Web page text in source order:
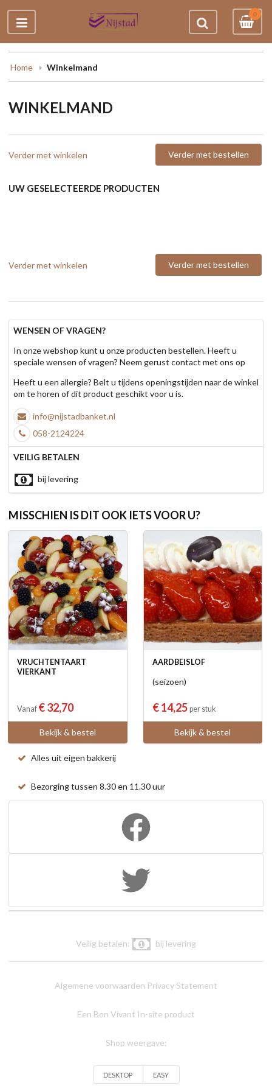
0
Home Winkelmand
WINKELMAND
Verder met winkelen Verder met bestellen
UW GESELECTEERDE PRODUCTEN
Verder met winkelen Verder met bestellen
WENSEN OF VRAGEN?
In onze webshop kunt u onze producten bestellen. Heeft u
speciale wensen of vragen? Neem gerust contact met ons op
Heeft u een allergie? Belt u tijdens openingstijden naar de winkel
om te horen of dit product geschikt voor u is.
info@nijstadbanket.nl
058-2124224
VEILIG BETALEN
bij levering
MISSCHIEN IS DIT OOK IETS VOOR U?
VRUCHTENTAART
VIERKANT
Vanaf € 32,70
Bekijk & bestel
AARDBEISLOF
(seizoen)
€ 14,25 per stuk
Bekijk & bestel
Alles uit eigen bakkerij
Bezorging tussen 8.30 en 11.30 uur
Veilig betalen: bij levering
Algemene voorwaarden Privacy Statement
Een Bon Vivant In-site product
Shop weergave:
DESKTOP EASY